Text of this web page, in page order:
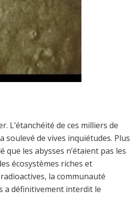
L’étanchéité de ces milliers de
de vives inquiétudes. Plus
les abysses n’étaient pas les
écosystèmes riches et
la communauté
a définitivement interdit le